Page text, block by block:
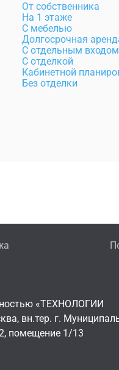
От собственника
На 1 этаже
С мебелью
Долгосрочная
С отдельным входом
С отделкой
Кабинетной
Без отделки
«ТЕХНОЛОГИИ
вн.тер. г.
помещение 1/13